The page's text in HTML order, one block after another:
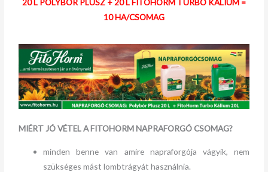
10 HA/CSOMAG
MIÉRT JÓ VÉTEL A FITOHORM NAPRAFORGÓ CSOMAG?
minden benne van amire napraforgója vágyik, nem
szükséges mást lombtrágyát használnia.